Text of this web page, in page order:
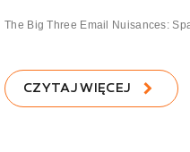
The Big Three Email Nuisances:
CZYTAJ WIĘCEJ